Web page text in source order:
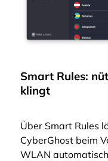
Smart Rules:
klingt
Über Smart Rules
CyberGhost beim
WLAN